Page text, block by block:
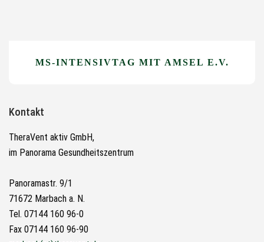
MS-INTENSIVTAG MIT AMSEL E.V.
Kontakt
TheraVent aktiv GmbH,
im Panorama Gesundheitszentrum
Panoramastr. 9/1
71672 Marbach a. N.
Tel. 07144 160 96-0
Fax 07144 160 96-90